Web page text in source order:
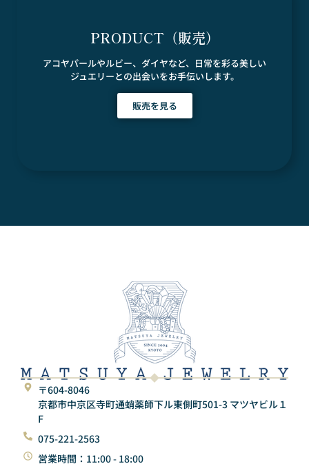
PRODUCT（販売）
アコヤパールやルビー、ダイヤなど、日常を彩る美しい
ジュエリーとの出会いをお手伝いします。
販売を見る
〒604-8046
京都市中京区寺町通蛸薬師下ル東側町501-3 マツヤビル１
F
075-221-2563
営業時間：11:00 - 18:00